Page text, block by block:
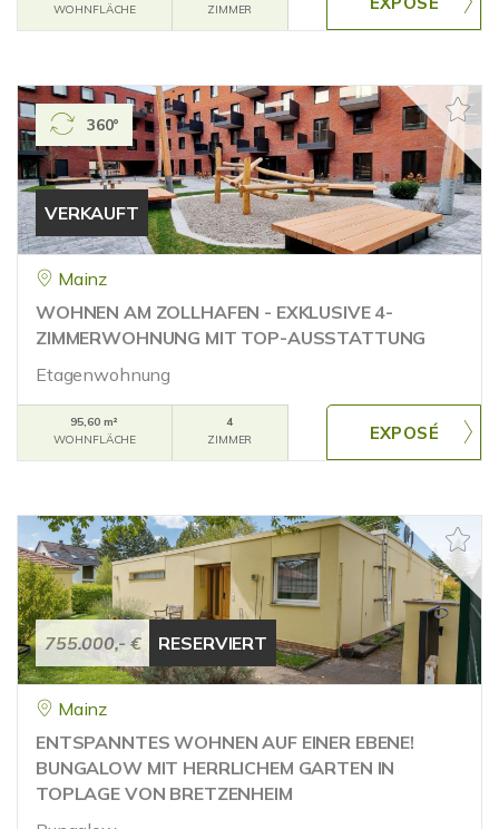
WOHNFLÄCHE
ZIMMER
VERKAUFT
360°
Mainz
WOHNEN AM ZOLLHAFEN - EXKLUSIVE 4-
ZIMMERWOHNUNG MIT TOP-AUSSTATTUNG
Etagenwohnung
95,60 m²
WOHNFLÄCHE
4
ZIMMER
755.000,- € RESERVIERT
Mainz
ENTSPANNTES WOHNEN AUF EINER EBENE!
BUNGALOW MIT HERRLICHEM GARTEN IN
TOPLAGE VON BRETZENHEIM